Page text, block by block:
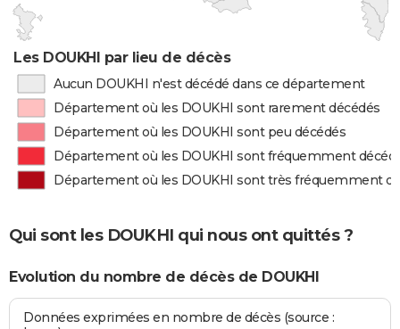
Les DOUKHI par lieu de décès
Aucun DOUKHI n'est décédé dans ce département
Département où les DOUKHI sont rarement décédés
Département où les DOUKHI sont peu décédés
Département où les DOUKHI sont fréquemment
Département où les DOUKHI sont très fréquemment
Qui sont les DOUKHI qui nous ont quittés ?
Evolution du nombre de décès de DOUKHI
Données exprimées en nombre de décès (source :